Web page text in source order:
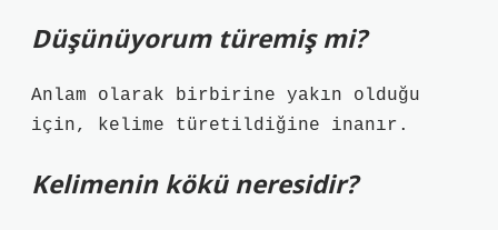
Düşünüyorum türemiş mi?
Anlam olarak birbirine yakın olduğu
için, kelime türetildiğine inanır.
Kelimenin kökü neresidir?